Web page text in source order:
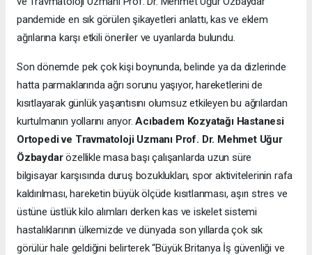
pandemide en sık görülen şikayetleri anlattı, kas ve eklem
ağrılarına karşı etkili öneriler ve uyarılarda bulundu.
Son dönemde pek çok kişi boynunda, belinde ya da dizlerinde
hatta parmaklarında ağrı sorunu yaşıyor, hareketlerini de
kısıtlayarak günlük yaşantısını olumsuz etkileyen bu ağrılardan
kurtulmanın yollarını arıyor.Acıbadem Kozyatağı Hastanesi
Ortopedi ve Travmatoloji Uzmanı Prof. Dr. Mehmet Uğur
Özbaydarözellikle masa başı çalışanlarda uzun süre
bilgisayar karşısında duruş bozuklukları, spor aktivitelerinin rafa
kaldırılması, hareketin büyük ölçüde kısıtlanması, aşırı stres ve
üstüne üstlük kilo alımları derken kas ve iskelet sistemi
hastalıklarının ülkemizde ve dünyada son yıllarda çok sık
görülür hale geldiğini belirterek “Büyük Britanya İş güvenliği ve